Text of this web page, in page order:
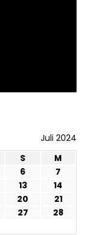
Juli 2024
S
M
6
7
13
14
20
21
27
28